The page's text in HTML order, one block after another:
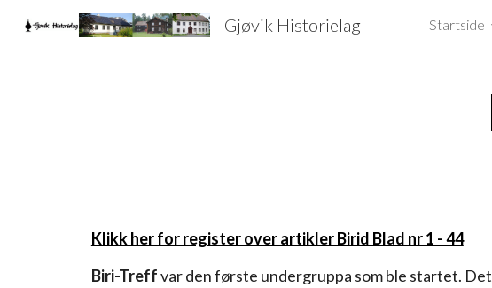
Skip to main
Gjøvik Historielag Startside
Klikk her for register over artikler Birid Blad nr 1 - 44
Biri-Treffvar den første undergruppa som ble startet.